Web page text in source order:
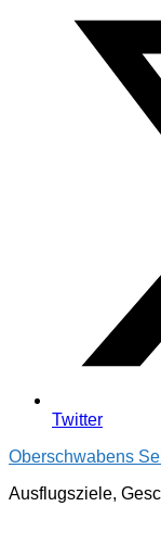
Twitter
Oberschwabens
Ausflugsziele,